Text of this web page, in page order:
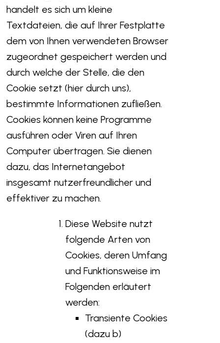
handelt es sich um kleine
Textdateien, die auf Ihrer Festplatte
dem von Ihnen verwendeten Browser
zugeordnet gespeichert werden und
durch welche der Stelle, die den
Cookie setzt (hier durch uns),
bestimmte Informationen zufließen.
Cookies können keine Programme
ausführen oder Viren auf Ihren
Computer übertragen. Sie dienen
dazu, das Internetangebot
insgesamt nutzerfreundlicher und
effektiver zu machen.
Diese Website nutzt
folgende Arten von
Cookies, deren Umfang
und Funktionsweise im
Folgenden erläutert
werden:
Transiente Cookies
(dazu b)